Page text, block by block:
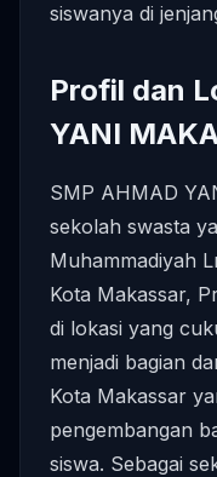
siswanya di
Profil dan
YANI
SMP AHMAD
sekolah swasta
Muhammadiyah
Kota Makassar,
di lokasi yang
menjadi bagian
Kota Makassar
pengembangan
siswa. Sebagai